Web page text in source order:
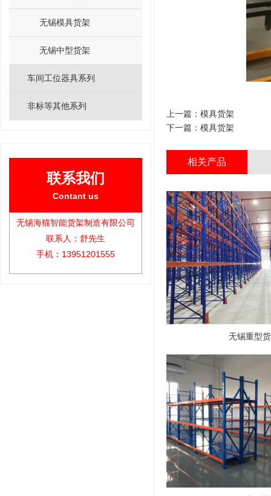
无锡模具货架
无锡中型货架
车间工位器具系列
非标等其他系列
联系我们
Contant us
无锡海猫智能货架制造有限公司
联系人：舒先生
手机：13951201555
上一篇： 模具货架
下一篇： 模具货架
相关产品
无锡重型